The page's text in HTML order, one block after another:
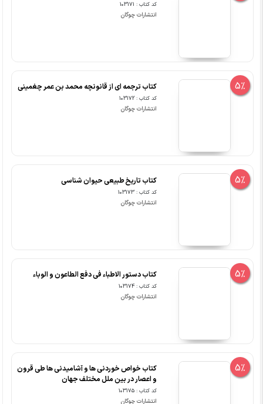
کد کتاب : 103171
انتشارات چوگان
5% کتاب ترجمه ای از قانونچه محمد بن عمر چغمینی
کد کتاب : 103172
انتشارات چوگان
5% کتاب تاریخ طبیعی حیوان شناسی
کد کتاب : 103173
انتشارات چوگان
5% کتاب دستور الاطباء فی دفع الطاعون و الوباء
کد کتاب : 103174
انتشارات چوگان
5%
کتاب خواص خوردنی ها و آشامیدنی ها طی قرون
و اعصار در بین ملل مختلف جهان
کد کتاب : 103175
انتشارات چوگان